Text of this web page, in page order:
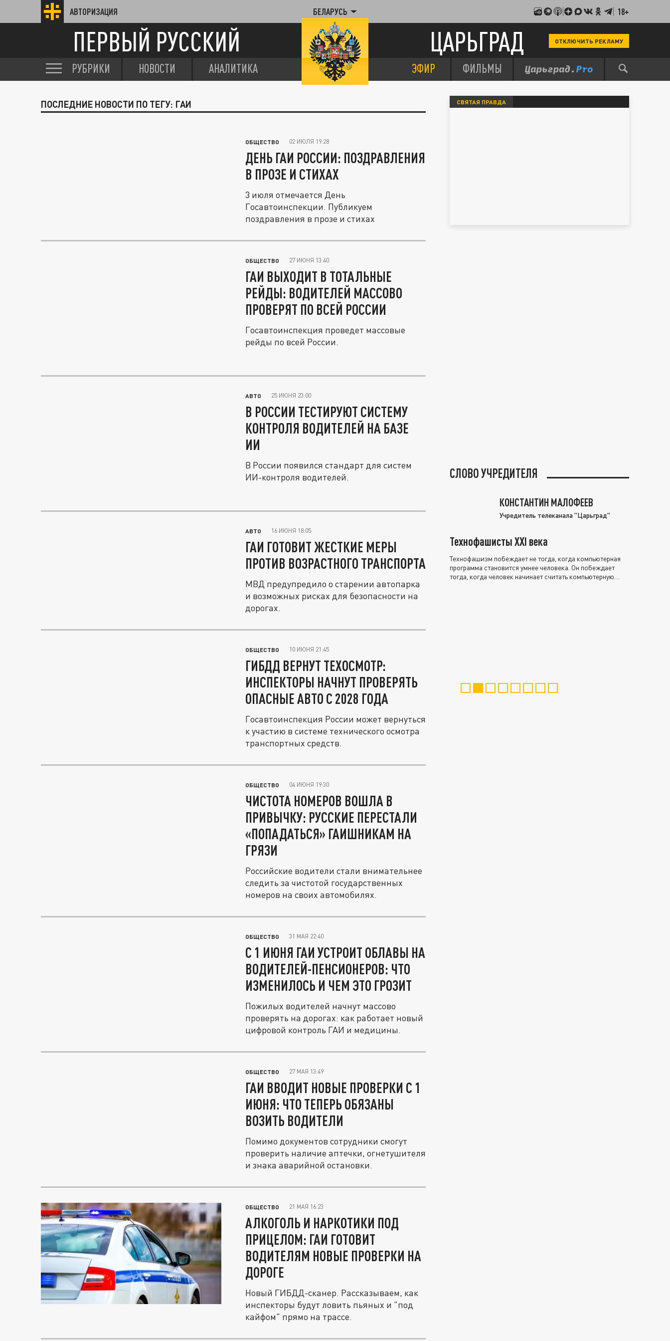
АВТОРИЗАЦИЯ БЕЛАРУСЬ 18+
ПЕРВЫЙ РУССКИЙ ЦАРЬГРАД ОТКЛЮЧИТЬ РЕКЛАМУ
РУБРИКИ НОВОСТИ АНАЛИТИКА ЭФИР ФИЛЬМЫ
ПОСЛЕДНИЕ НОВОСТИ ПО ТЕГУ: ГАИ
ОБЩЕСТВО 02 ИЮЛЯ 19:28
ДЕНЬ ГАИ РОССИИ: ПОЗДРАВЛЕНИЯ
В ПРОЗЕ И СТИХАХ
3 июля отмечается День
Госавтоинспекции. Публикуем
поздравления в прозе и стихах
ОБЩЕСТВО 27 ИЮНЯ 13:40
ГАИ ВЫХОДИТ В ТОТАЛЬНЫЕ
РЕЙДЫ: ВОДИТЕЛЕЙ МАССОВО
ПРОВЕРЯТ ПО ВСЕЙ РОССИИ
Госавтоинспекция проведет массовые
рейды по всей России.
АВТО 25 ИЮНЯ 23:00
В РОССИИ ТЕСТИРУЮТ СИСТЕМУ
КОНТРОЛЯ ВОДИТЕЛЕЙ НА БАЗЕ
ИИ
В России появился стандарт для систем
ИИ-контроля водителей.
АВТО 16 ИЮНЯ 18:05
ГАИ ГОТОВИТ ЖЕСТКИЕ МЕРЫ
ПРОТИВ ВОЗРАСТНОГО ТРАНСПОРТА
МВД предупредило о старении автопарка
и возможных рисках для безопасности на
дорогах.
ОБЩЕСТВО 10 ИЮНЯ 21:45
ГИБДД ВЕРНУТ ТЕХОСМОТР:
ИНСПЕКТОРЫ НАЧНУТ ПРОВЕРЯТЬ
ОПАСНЫЕ АВТО С 2028 ГОДА
Госавтоинспекция России может вернуться
к участию в системе технического осмотра
транспортных средств.
ОБЩЕСТВО 04 ИЮНЯ 19:30
ЧИСТОТА НОМЕРОВ ВОШЛА В
ПРИВЫЧКУ: РУССКИЕ ПЕРЕСТАЛИ
«ПОПАДАТЬСЯ» ГАИШНИКАМ НА
ГРЯЗИ
Российские водители стали внимательнее
следить за чистотой государственных
номеров на своих автомобилях.
ОБЩЕСТВО 31 МАЯ 22:40
С 1 ИЮНЯ ГАИ УСТРОИТ ОБЛАВЫ НА
ВОДИТЕЛЕЙ-ПЕНСИОНЕРОВ: ЧТО
ИЗМЕНИЛОСЬ И ЧЕМ ЭТО ГРОЗИТ
Пожилых водителей начнут массово
проверять на дорогах: как работает новый
цифровой контроль ГАИ и медицины.
ОБЩЕСТВО 27 МАЯ 13:49
ГАИ ВВОДИТ НОВЫЕ ПРОВЕРКИ С 1
ИЮНЯ: ЧТО ТЕПЕРЬ ОБЯЗАНЫ
ВОЗИТЬ ВОДИТЕЛИ
Помимо документов сотрудники смогут
проверить наличие аптечки, огнетушителя
и знака аварийной остановки.
ОБЩЕСТВО 21 МАЯ 16:23
АЛКОГОЛЬ И НАРКОТИКИ ПОД
ПРИЦЕЛОМ: ГАИ ГОТОВИТ
ВОДИТЕЛЯМ НОВЫЕ ПРОВЕРКИ НА
ДОРОГЕ
Новый ГИБДД-сканер. Рассказываем, как
инспекторы будут ловить пьяных и "под
кайфом" прямо на трассе.
СВЯТАЯ ПРАВДА
СЛОВО УЧРЕДИТЕЛЯ
КОНСТАНТИН МАЛОФЕЕВ
Учредитель телеканала "Царьград"
Технофашисты XXI века
Технофашизм побеждает не тогда, когда компьютерная
программа становится умнее человека. Он побеждает
тогда, когда человек начинает считать компьютерную